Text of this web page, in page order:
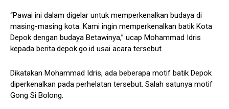
“Pawai ini dalam digelar untuk memperkenalkan budaya di
masing-masing kota. Kami ingin memperkenalkan batik Kota
Depok dengan budaya Betawinya,” ucap Mohammad Idris
kepada berita.depok.go.id usai acara tersebut.
Dikatakan Mohammad Idris, ada beberapa motif batik Depok
diperkenalkan pada perhelatan tersebut. Salah satunya motif
Gong Si Bolong.